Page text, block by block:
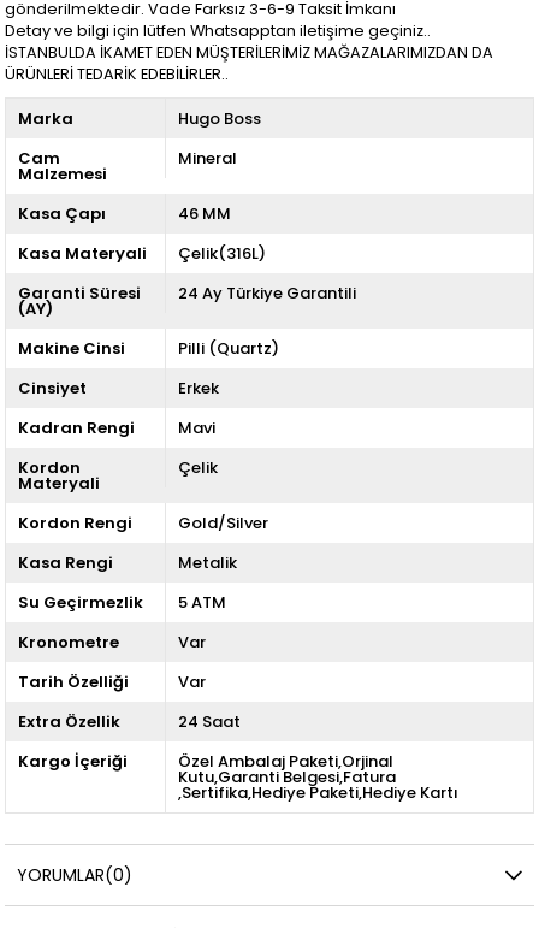
gönderilmektedir. Vade Farksız 3-6-9 Taksit İmkanı
Detay ve bilgi için lütfen Whatsapptan iletişime geçiniz..
İSTANBULDA İKAMET EDEN MÜŞTERİLERİMİZ MAĞAZALARIMIZDAN DA
ÜRÜNLERİ TEDARİK EDEBİLİRLER..
Marka
Hugo Boss
Cam
Malzemesi
Mineral
Kasa Çapı
46 MM
Kasa Materyali
Çelik(316L)
Garanti Süresi
(AY)
24 Ay Türkiye Garantili
Makine Cinsi
Pilli (Quartz)
Cinsiyet
Erkek
Kadran Rengi
Mavi
Kordon
Materyali
Çelik
Kordon Rengi
Gold/Silver
Kasa Rengi
Metalik
Su Geçirmezlik
5 ATM
Kronometre
Var
Tarih Özelliği
Var
Extra Özellik
24 Saat
Kargo İçeriği
Özel Ambalaj Paketi,Orjinal
Kutu,Garanti Belgesi,Fatura
,Sertifika,Hediye Paketi,Hediye Kartı
YORUMLAR(0)